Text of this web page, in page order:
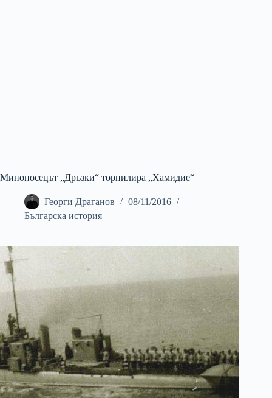
Миноносецът „Дръзки“ торпилира „Хамидие“
Георги Драганов
08/11/2016
Българска история